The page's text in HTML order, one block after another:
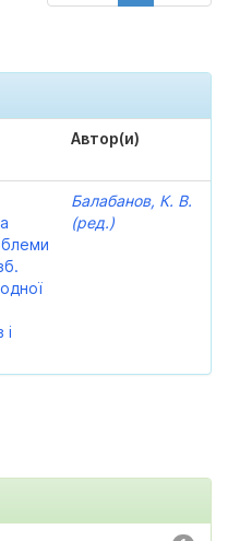
Автор(и)
і
Балабанов, К. В.
(ред.)